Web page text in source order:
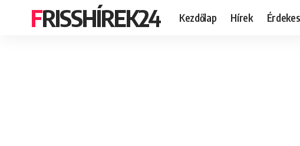
FRISSHÍREK24 Kezdőlap Hírek